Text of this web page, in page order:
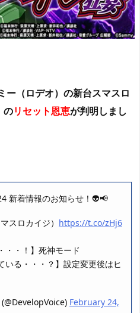
（ロデオ）の新台スマスロ
のリセット恩恵が判明しまし
新着情報のお知らせ！👽📢
スロカイジ） https://t.co/zHj6
・・！】死神モード
いる・・・？】設定変更後はヒ
February 24,